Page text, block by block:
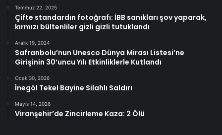
Temmuz 22, 2025
Çifte standardın fotoğrafı: İBB sanıkları şov yaparak,
kırmızı bültenliler gizli gizli tutuklandı
Aralık 19, 2024
Safranbolu’nun Unesco Dünya Mirası Listesi’ne
Girişinin 30’uncu Yılı Etkinliklerle Kutlandı
Ocak 30, 2026
İnegöl Tekel Bayine Silahlı Saldırı
Mayıs 14, 2026
Viranşehir’de Zincirleme Kaza: 2 Ölü